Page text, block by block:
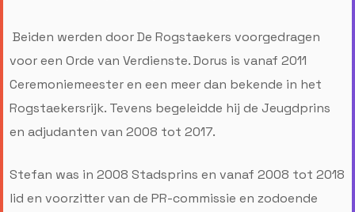
Beiden werden door De Rogstaekers voorgedragen
voor een Orde van Verdienste. Dorus is vanaf 2011
Ceremoniemeester en een meer dan bekende in het
Rogstaekersrijk. Tevens begeleidde hij de Jeugdprins
en adjudanten van 2008 tot 2017.
Stefan was in 2008 Stadsprins en vanaf 2008 tot 2018
lid en voorzitter van de PR-commissie en zodoende